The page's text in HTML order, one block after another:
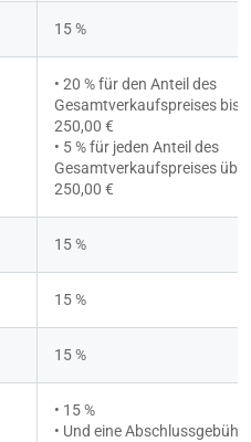
15 %
• 20 % für den Anteil des
Gesamtverkaufspreises bis
250,00 €
• 5 % für jeden Anteil des
Gesamtverkaufspreises über
250,00 €
15 %
15 %
15 %
• 15 %
• Und eine Abschlussgebühr